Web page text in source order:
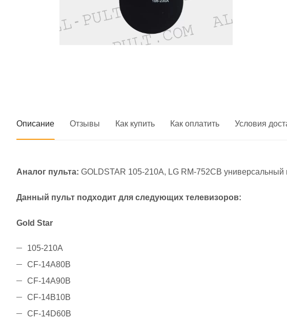
Описание Отзывы Как купить Как оплатить Условия
Аналог пульта: GOLDSTAR 105-210A, LG RM-752CB универсальный
Данный пульт подходит для следующих телевизоров:
Gold Star
105-210A
CF-14A80B
CF-14A90B
CF-14B10B
CF-14D60B